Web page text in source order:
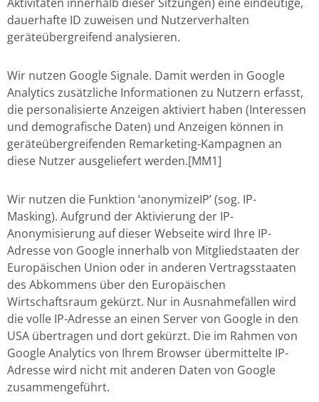
dauerhafte ID zuweisen und Nutzerverhalten
geräteübergreifend analysieren.
Wir nutzen Google Signale. Damit werden in Google
Analytics zusätzliche Informationen zu Nutzern erfasst,
die personalisierte Anzeigen aktiviert haben (Interessen
und demografische Daten) und Anzeigen können in
geräteübergreifenden Remarketing-Kampagnen an
diese Nutzer ausgeliefert werden.[MM1]
Wir nutzen die Funktion ‘anonymizeIP’ (sog. IP-
Masking). Aufgrund der Aktivierung der IP-
Anonymisierung auf dieser Webseite wird Ihre IP-
Adresse von Google innerhalb von Mitgliedstaaten der
Europäischen Union oder in anderen Vertragsstaaten
des Abkommens über den Europäischen
Wirtschaftsraum gekürzt. Nur in Ausnahmefällen wird
die volle IP-Adresse an einen Server von Google in den
USA übertragen und dort gekürzt. Die im Rahmen von
Google Analytics von Ihrem Browser übermittelte IP-
Adresse wird nicht mit anderen Daten von Google
zusammengeführt.